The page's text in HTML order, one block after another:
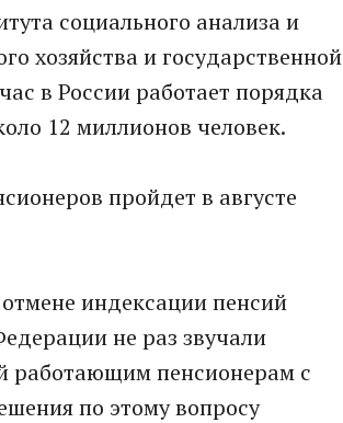
социального анализа и
хозяйства и государственной
в России работает порядка
12 миллионов человек.
пройдет в августе
индексации пенсий
не раз звучали
работающим пенсионерам с
по этому вопросу